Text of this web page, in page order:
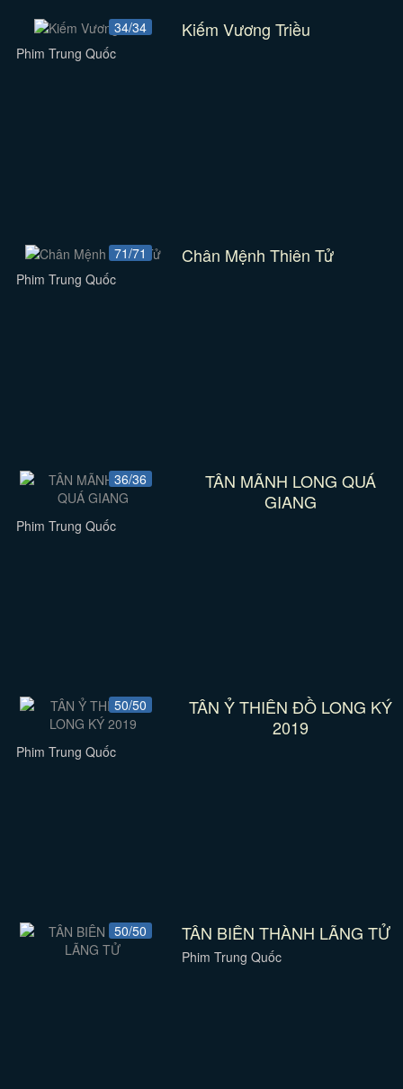
34/34 Kiếm Vương Triều
Phim Trung Quốc
71/71 Chân Mệnh Thiên Tử
Phim Trung Quốc
36/36
TÂN MÃNH LONG QUÁ
GIANG
Phim Trung Quốc
50/50
TÂN Ỷ THIÊN ĐỒ LONG KÝ
2019
Phim Trung Quốc
50/50 TÂN BIÊN THÀNH LÃNG TỬ
Phim Trung Quốc